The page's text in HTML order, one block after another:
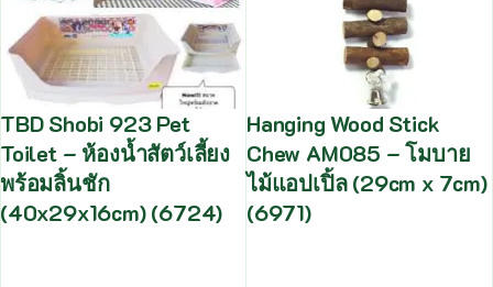
TBD Shobi 923 Pet
Toilet – ห้องน้ำสัตว์เลี้ยง
พร้อมลิ้นชัก
(40x29x16cm) (6724)
Hanging Wood Stick
Chew AM085 – โมบาย
ไม้แอปเปิ้ล (29cm x 7cm)
(6971)